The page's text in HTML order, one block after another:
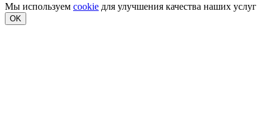
Мы используем cookie для улучшения качества наших услуг
OK